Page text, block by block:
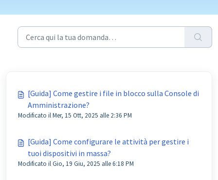
[Guida] Come gestire i file in blocco sulla Console di
Amministrazione?
Modificato il Mer, 15 Ott, 2025 alle 2:36 PM
[Guida] Come configurare le attività per gestire i
tuoi dispositivi in massa?
Modificato il Gio, 19 Giu, 2025 alle 6:18 PM